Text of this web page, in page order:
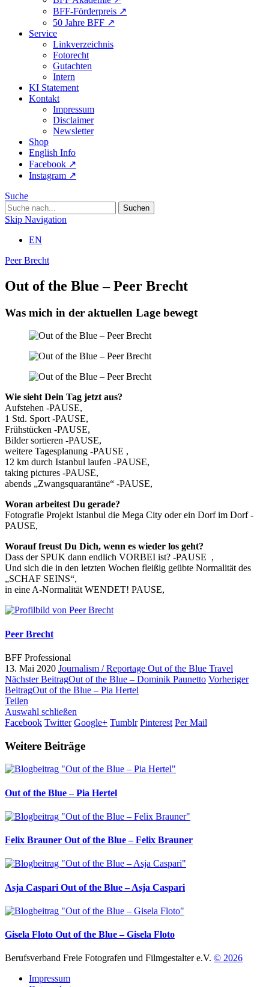
BFF-Förderpreis ↗︎
50 Jahre BFF ↗︎
Service
Linkverzeichnis
Fotorecht
Gutachten
Intern
KI Statement
Kontakt
Impressum
Disclaimer
Newsletter
Shop
English Info
Facebook ↗︎
Instagram ↗︎
Suche
Skip Navigation
EN
Peer Brecht
Out of the Blue – Peer Brecht
Was mich in der aktuellen Lage bewegt
Wie sieht Dein Tag jetzt aus?
Aufstehen -PAUSE,
1 Std. Sport -PAUSE,
Frühstücken -PAUSE,
Bilder sortieren -PAUSE,
weitere Tagesplanung -PAUSE ,
12 km durch Istanbul laufen -PAUSE,
taking pictures -PAUSE,
abends „Zwangsquarantäne“ -PAUSE,
Woran arbeitest Du gerade?
Fotografie Projekt Istanbul die Mega City oder ein Dorf im Dorf -
PAUSE,
Worauf freust Du Dich, wenn es wieder los geht?
Dass der SPUK dann endlich VORBEI ist? -PAUSE ,
Und sich die in den letzten Wochen fleißig geübte Normalität des
„SCHAF SEINS“,
in eine A-Normalität WENDET! PAUSE,
Peer Brecht
BFF Professional
13. Mai 2020 Journalism / Reportage Out of the Blue Travel
Nächster BeitragOut of the Blue – Dominik Paunetto Vorheriger
BeitragOut of the Blue – Pia Hertel
Teilen
Auswahl schließen
Facebook Twitter Google+ Tumblr Pinterest Per Mail
Weitere Beiträge
Out of the Blue – Pia Hertel
Felix Brauner Out of the Blue – Felix Brauner
Asja Caspari Out of the Blue – Asja Caspari
Gisela Floto Out of the Blue – Gisela Floto
Berufsverband Freie Fotografen und Filmgestalter e.V. © 2026
Impressum